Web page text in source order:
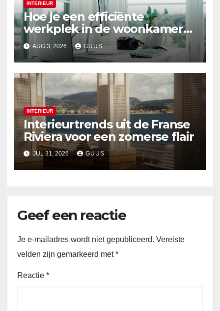
INTERIEUR
Hoe je een efficiënte
werkplek in de woonkamer
creëert
AUG 3, 2026 GUUS
INTERIEUR
Interieurtrends uit de Franse
Riviera voor een zomerse flair
JUL 31, 2026 GUUS
Geef een reactie
Je e-mailadres wordt niet gepubliceerd. Vereiste
velden zijn gemarkeerd met*
Reactie *